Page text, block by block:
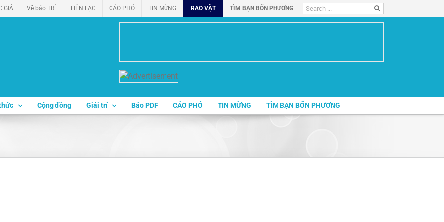
GIẢ Về báo TRẺ LIÊN LẠC CÁO PHÓ TIN MỪNG RAO VẶT TÌM BẠN BỐN PHƯƠNG
Search
for:
Cộng đồng Giải trí Báo PDF CÁO PHÓ TIN MỪNG TÌM BẠN BỐN PHƯƠNG